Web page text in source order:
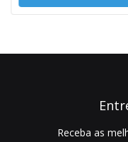
Receba as